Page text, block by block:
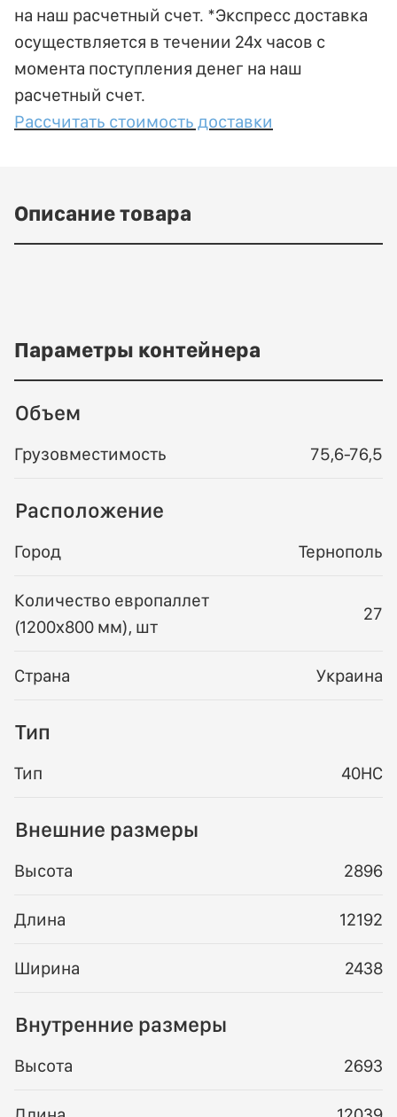
на наш расчетный счет. *Экспресс доставка
осуществляется в течении 24х часов с
момента поступления денег на наш
расчетный счет.
Рассчитать стоимость доставки
Параметры контейнера
Объем
Грузовместимость 75,6-76,5
Расположение
Город Тернополь
Количество европаллет
(1200х800 мм), шт
27
Страна Украина
Тип
Тип 40HC
Внешние размеры
Высота 2896
Длина 12192
Ширина 2438
Внутренние размеры
Высота 2693
Описание товара